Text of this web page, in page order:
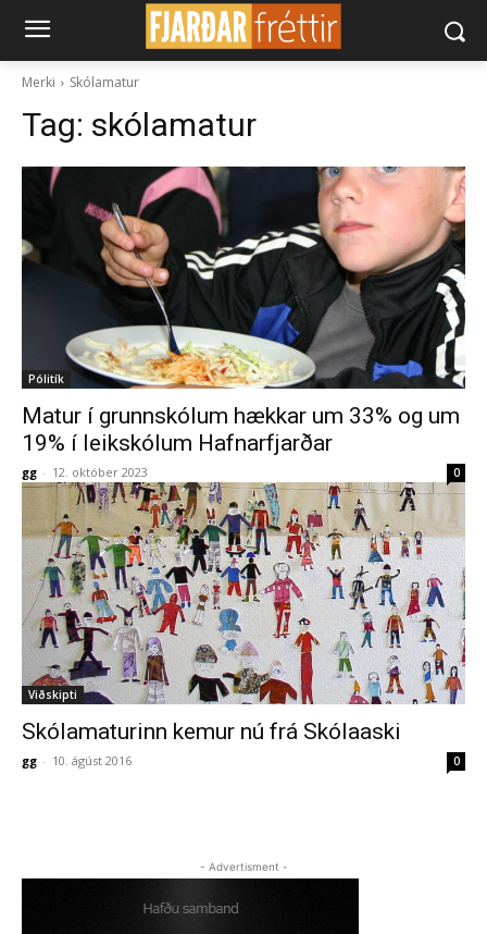
Merki Skólamatur
Tag: skólamatur
Pólitík
Matur í grunnskólum hækkar um 33% og um
19% í leikskólum Hafnarfjarðar
gg - 12. október 2023 0
Viðskipti
Skólamaturinn kemur nú frá Skólaaski
gg - 10. ágúst 2016 0
- Advertisment -